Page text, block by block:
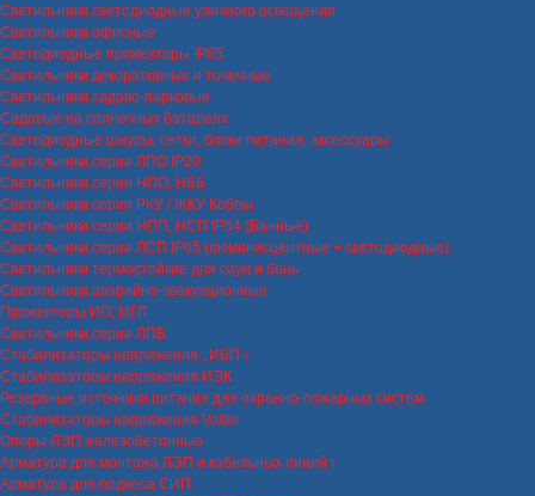
Светильники светодиодные уличного освещения
Светильники офисные
Светодиодные прожекторы IP65
Светильники декоративные и точечные
Светильники садово-парковые
Садовые на солнечных батареях
Светодиодные шнуры, сетки, блоки питания, аксессуары
Светильники серии ЛПО IP20
Светильники серии НПО, НББ
Светильники серии РКУ / ЖКУ Кобры
Светильники серии НПП, НСП IP54 (Банные)
Светильники серии ЛСП IP65 (люминисцентные + светодиодные)
Светильники термостойкие для саун и бань
Светильники аварийно-эвакуационные
Прожекторы ИО, МГЛ
Светильники серии ЛПБ
Стабилизаторы напряжения , ИБП
Стабилизаторы напряжения ИЭК
Резервные источники питания для охранно-пожарных систем
Стабилизаторы напряжения Volter
Опоры ЛЭП железобетонные
Арматура для монтажа ЛЭП и кабельных линий
Арматура для подвеса СИП